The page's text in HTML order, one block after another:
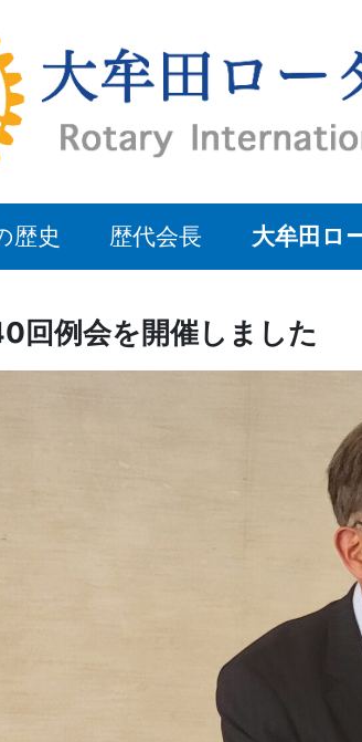
歴史 歴代会長 大牟田ロ
回例会を開催しました